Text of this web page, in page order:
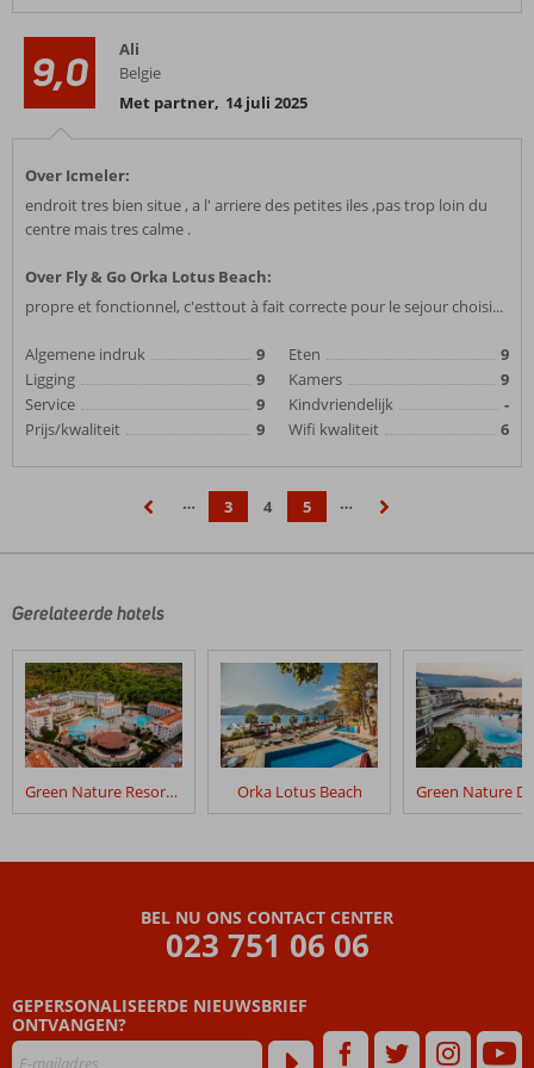
9,0
Ali
Belgie
Met partner, 14 juli 2025
Over Icmeler:
endroit tres bien situe , a l' arriere des petites iles ,pas trop loin du
centre mais tres calme .
Over Fly & Go Orka Lotus Beach:
propre et fonctionnel, c'esttout à fait correcte pour le sejour choisi...
Algemene indruk
9
Ligging
9
Service
9
Prijs/kwaliteit
9
Eten
9
Kamers
9
Kindvriendelijk
-
Wifi kwaliteit
6
… 3 4 5
…
Gerelateerde hotels
Green Nature Resort & Spa Orka Lotus Beach
BEL NU ONS CONTACT CENTER
023 751 06 06
GEPERSONALISEERDE NIEUWSBRIEF
ONTVANGEN?